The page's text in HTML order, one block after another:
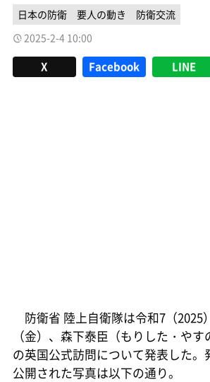
日本の防衛 要人の動き
防衛交流
2025-2-4 10:00
X Facebook LINE
防衛省 陸上自衛隊は令和7（2025
（金）、森下泰臣（もりした・や
の英国公式訪問について発表した。
公開された写真は以下の通り。